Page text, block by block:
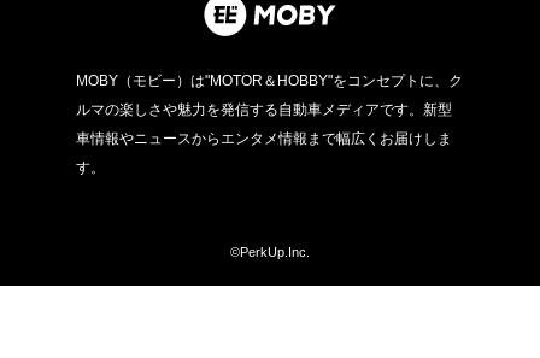
MOBY（モビー）は"MOTOR＆HOBBY"をコンセプトに、ク
ルマの楽しさや魅力を発信する自動車メディアです。新型
車情報やニュースからエンタメ情報まで幅広くお届けしま
す。
©PerkUp.Inc.